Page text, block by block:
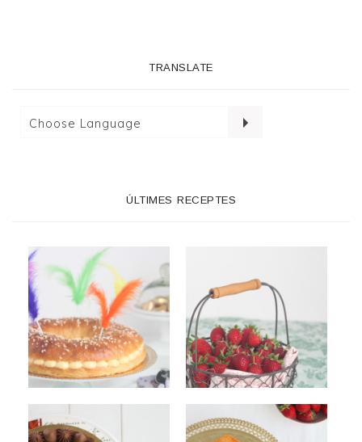
TRANSLATE
ÚLTIMES RECEPTES